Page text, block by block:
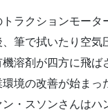
ラクションモー
筆で拭いたり空
溶剤が四方に飛
境の改善が始ま
・スソンさんは